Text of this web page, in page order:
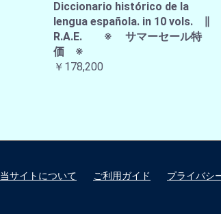
Diccionario histórico de la
lengua española. in 10 vols. ∥
R.A.E. ※ サマーセール特
価 ※
￥178,200
当サイトについて ご利用ガイド プライバシ